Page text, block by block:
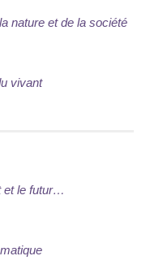
nature et de la société
vivant
et le futur…